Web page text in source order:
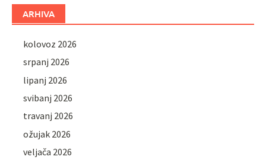
ARHIVA
kolovoz 2026
srpanj 2026
lipanj 2026
svibanj 2026
travanj 2026
ožujak 2026
veljača 2026